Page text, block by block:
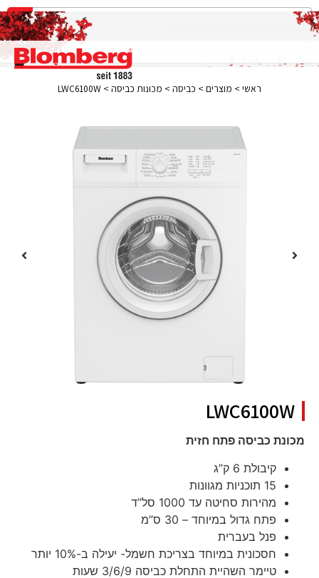
ראשי > מוצרים > כביסה > מכונות כביסה >
LWC6100W
LWC6100W
מכונת כביסה פתח חזית
קיבולת 6 ק”ג
15 תוכניות מגוונות
מהירות סחיטה עד 1000 סל”ד
פתח גדול במיוחד – 30 ס”מ
פנל בעברית
חסכונית במיוחד בצריכת חשמל- יעילה ב-10% יותר
טיימר השהיית התחלת כביסה 3/6/9 שעות